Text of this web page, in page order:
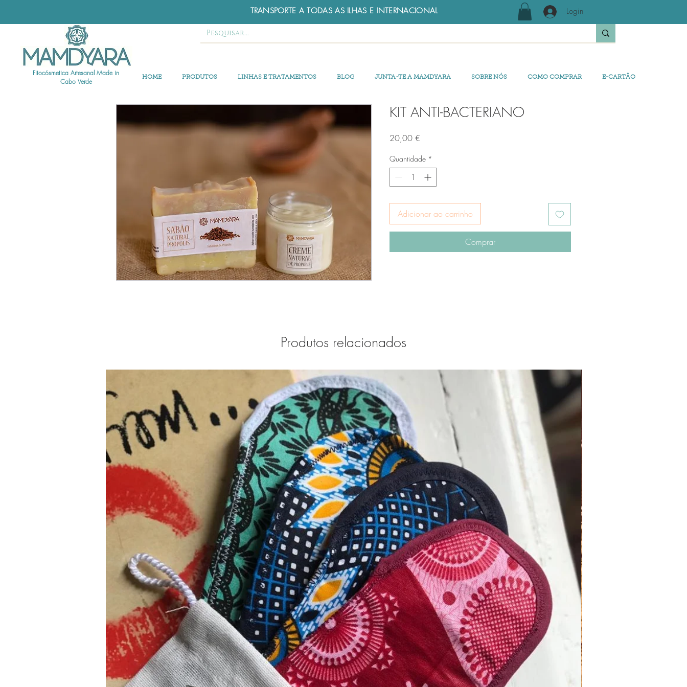
TRANSPORTE A TODAS AS ILHAS E INTERNACIONAL Login
Fitocósmetica Artesanal Made in
Cabo Verde
HOME PRODUTOS LINHAS E TRATAMENTOS BLOG JUNTA-TE A MAMDYARA SOBRE NÓS COMO COMPRAR E-CARTÃO
KIT ANTI-BACTERIANO
20,00 €
Quantidade *
Adicionar ao carrinho
Comprar
Produtos relacionados